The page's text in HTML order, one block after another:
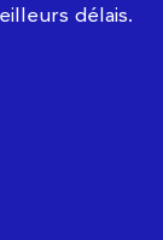
délais.